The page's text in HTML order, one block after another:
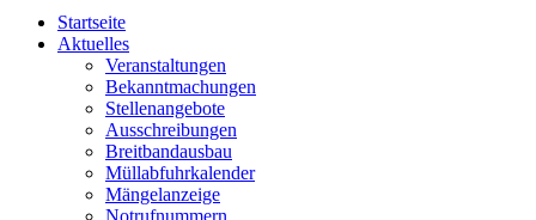
Startseite
Aktuelles
Veranstaltungen
Bekanntmachungen
Stellenangebote
Ausschreibungen
Breitbandausbau
Müllabfuhrkalender
Mängelanzeige
Notrufnummern